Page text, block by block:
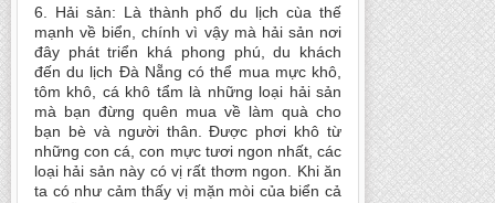
6. Hải sản: Là thành phố du lịch cùa thế
mạnh về biển, chính vì vậy mà hải sản nơi
đây phát triển khá phong phú, du khách
đến du lịch Đà Nẵng có thể mua mực khô,
tôm khô, cá khô tẩm là những loại hải sản
mà bạn đừng quên mua về làm quà cho
bạn bè và người thân. Được phơi khô từ
những con cá, con mực tươi ngon nhất, các
loại hải sản này có vị rất thơm ngon. Khi ăn
ta có như cảm thấy vị mặn mòi của biển cả